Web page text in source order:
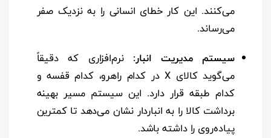
می‌کنند. این کار خطای انسانی را به نزدیک صفر
می‌رساند.
سیستم مدیریت انبار: نرم‌افزاری که دقیقاً
می‌گوید کالای X در کدام راهرو، کدام قفسه و
کدام طبقه قرار دارد. این سیستم مسیر بهینه
برداشت کالا را به انباردار نشان می‌دهد تا کمترین
پیاده‌روی را داشته باشد.